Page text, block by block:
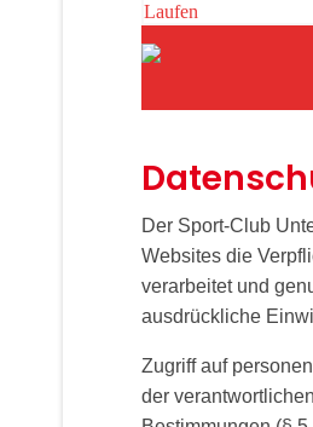
Laufen
Der Sport-Club
Websites die
verarbeitet und
ausdrückliche
Zugriff auf
der